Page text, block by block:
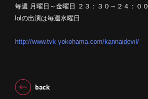
毎週 月曜日～金曜日 ２３：３０～２４：００
lolの出演は毎週水曜日
http://www.tvk-yokohama.com/kannaidevil/
back